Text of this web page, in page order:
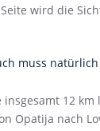
wird die
insgesamt 12 km
Opatija nach